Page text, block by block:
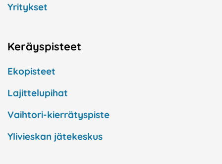
Yritykset
Keräyspisteet
Ekopisteet
Lajittelupihat
Vaihtori-kierrätyspiste
Ylivieskan jätekeskus